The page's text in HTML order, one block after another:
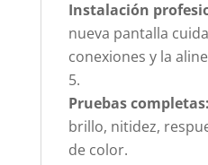
Instalación
nueva pantalla
conexiones y la
Pruebas completas:
brillo, nitidez,
de color.